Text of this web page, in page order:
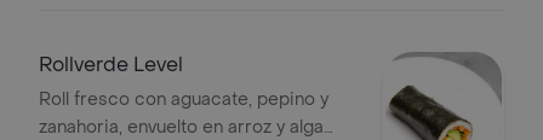
Rollverde Level
Roll fresco con aguacate, pepino y
zanahoria, envuelto en arroz y alga